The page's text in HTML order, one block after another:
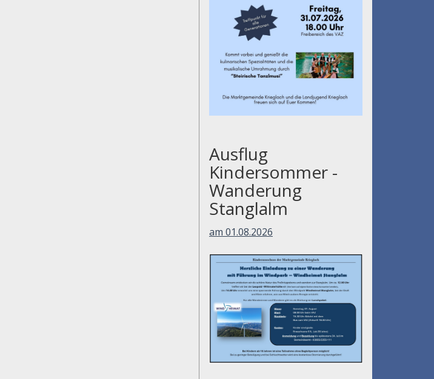
Ausflug
Kindersommer -
Wanderung
Stanglalm
am 01.08.2026